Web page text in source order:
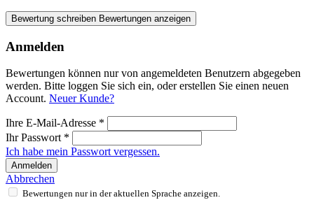
Bewertung schreiben Bewertungen anzeigen
Anmelden
Bewertungen können nur von angemeldeten Benutzern abgegeben
werden. Bitte loggen Sie sich ein, oder erstellen Sie einen neuen
Account. Neuer Kunde?
Ihre E-Mail-Adresse *
Ihr Passwort *
Ich habe mein Passwort vergessen.
Anmelden
Abbrechen
Bewertungen nur in der aktuellen Sprache anzeigen.